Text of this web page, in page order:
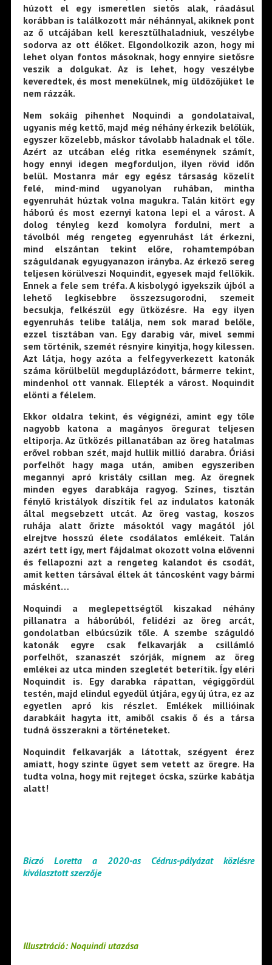
húzott el egy ismeretlen sietős alak, ráadásul
korábban is találkozott már néhánnyal, akiknek pont
az ő utcájában kell keresztülhaladniuk, veszélybe
sodorva az ott élőket. Elgondolkozik azon, hogy mi
lehet olyan fontos másoknak, hogy ennyire sietősre
veszik a dolgukat. Az is lehet, hogy veszélybe
keveredtek, és most menekülnek, míg üldözőjüket le
nem rázzák.
Nem sokáig pihenhet Noquindi a gondolataival,
ugyanis még kettő, majd még néhány érkezik belőlük,
egyszer közelebb, máskor távolabb haladnak el tőle.
Azért az utcában elég ritka eseménynek számít,
hogy ennyi idegen megforduljon, ilyen rövid időn
belül. Mostanra már egy egész társaság közelít
felé, mind-mind ugyanolyan ruhában, mintha
egyenruhát húztak volna magukra. Talán kitört egy
háború és most ezernyi katona lepi el a várost. A
dolog tényleg kezd komolyra fordulni, mert a
távolból még rengeteg egyenruhást lát érkezni,
mind elszántan tekint előre, rohamtempóban
száguldanak egyugyanazon irányba. Az érkező sereg
teljesen körülveszi Noquindit, egyesek majd fellökik.
Ennek a fele sem tréfa. A kisbolygó igyekszik újból a
lehető legkisebbre összezsugorodni, szemeit
becsukja, felkészül egy ütközésre. Ha egy ilyen
egyenruhás telibe találja, nem sok marad belőle,
ezzel tisztában van. Egy darabig vár, mivel semmi
sem történik, szemét résnyire kinyitja, hogy kilessen.
Azt látja, hogy azóta a felfegyverkezett katonák
száma körülbelül megduplázódott, bármerre tekint,
mindenhol ott vannak. Ellepték a várost. Noquindit
elönti a félelem.
Ekkor oldalra tekint, és végignézi, amint egy tőle
nagyobb katona a magányos öregurat teljesen
eltiporja. Az ütközés pillanatában az öreg hatalmas
erővel robban szét, majd hullik millió darabra. Óriási
porfelhőt hagy maga után, amiben egyszeriben
megannyi apró kristály csillan meg. Az öregnek
minden egyes darabkája ragyog. Színes, tisztán
fénylő kristályok díszítik fel az indulatos katonák
által megsebzett utcát. Az öreg vastag, koszos
ruhája alatt őrizte másoktól vagy magától jól
elrejtve hosszú élete csodálatos emlékeit. Talán
azért tett így, mert fájdalmat okozott volna elővenni
és fellapozni azt a rengeteg kalandot és csodát,
amit ketten társával éltek át táncosként vagy bármi
másként…
Noquindi a meglepettségtől kiszakad néhány
pillanatra a háborúból, felidézi az öreg arcát,
gondolatban elbúcsúzik tőle. A szembe száguldó
katonák egyre csak felkavarják a csillámló
porfelhőt, szanaszét szórják, mígnem az öreg
emlékei az utca minden szegletét beterítik. Így eléri
Noquindit is. Egy darabka rápattan, végiggördül
testén, majd elindul egyedül útjára, egy új útra, ez az
egyetlen apró kis részlet. Emlékek millióinak
darabkáit hagyta itt, amiből csakis ő és a társa
tudná összerakni a történeteket.
Noquindit felkavarják a látottak, szégyent érez
amiatt, hogy szinte ügyet sem vetett az öregre. Ha
tudta volna, hogy mit rejteget ócska, szürke kabátja
alatt!
Biczó Loretta a 2020-as Cédrus-pályázat közlésre
kiválasztott szerzője
Illusztráció: Noquindi utazása